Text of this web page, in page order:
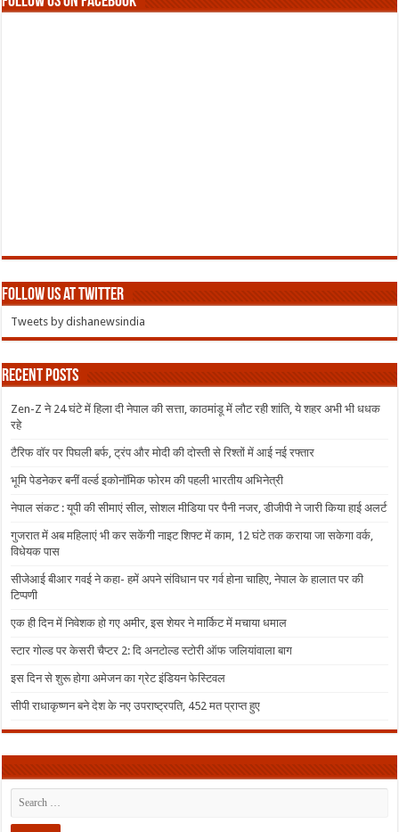
Follow us at Twitter
Tweets by dishanewsindia
Recent Posts
Zen-Z ने 24 घंटे में हिला दी नेपाल की सत्ता, काठमांडू में लौट रही शांति, ये शहर अभी भी धधक
रहे
टैरिफ वॉर पर पिघली बर्फ, ट्रंप और मोदी की दोस्ती से रिश्तों में आई नई रफ्तार
भूमि पेडनेकर बनीं वर्ल्ड इकोनॉमिक फोरम की पहली भारतीय अभिनेत्री
नेपाल संकट : यूपी की सीमाएं सील, सोशल मीडिया पर पैनी नजर, डीजीपी ने जारी किया हाई अलर्ट
गुजरात में अब महिलाएं भी कर सकेंगी नाइट शिफ्ट में काम, 12 घंटे तक कराया जा सकेगा वर्क,
विधेयक पास
सीजेआई बीआर गवई ने कहा- हमें अपने संविधान पर गर्व होना चाहिए, नेपाल के हालात पर की
टिप्पणी
एक ही दिन में निवेशक हो गए अमीर, इस शेयर ने मार्किट में मचाया धमाल
स्टार गोल्ड पर केसरी चैप्टर 2: दि अनटोल्ड स्टोरी ऑफ जलियांवाला बाग
इस दिन से शुरू होगा अमेजन का ग्रेट इंडियन फेस्टिवल
सीपी राधाकृष्णन बने देश के नए उपराष्ट्रपति, 452 मत प्राप्त हुए